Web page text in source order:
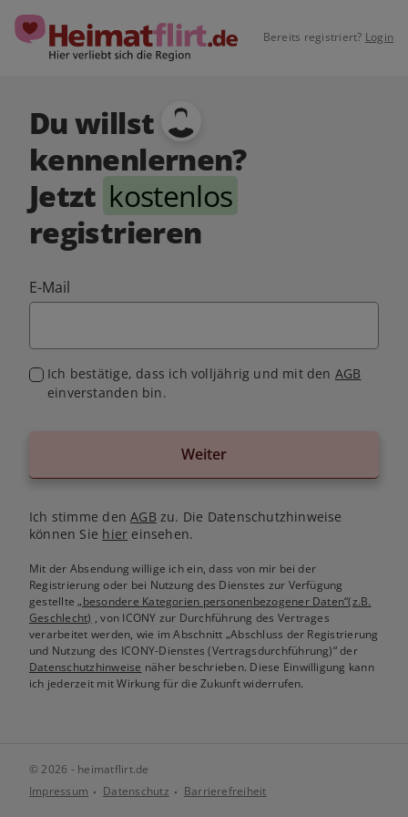
Bereits registriert? Login
Du willst
kennenlernen?
Jetzt kostenlos
registrieren
E-Mail
Ich bestätige, dass ich volljährig und mit den AGB
einverstanden bin.
Weiter
Ich stimme denAGB zu. Die Datenschutzhinweise
können Sie hier einsehen.
Mit der Absendung willige ich ein, dass von mir bei der
Registrierung oder bei Nutzung des Dienstes zur Verfügung
gestellte„besondere Kategorien personenbezogener Daten“(z.B.
Geschlecht) , von ICONY zur Durchführung des Vertrages
verarbeitet werden, wie im Abschnitt „Abschluss der Registrierung
und Nutzung des ICONY-Dienstes (Vertragsdurchführung)“ der
Datenschutzhinweise näher beschrieben. Diese Einwilligung kann
ich jederzeit mit Wirkung für die Zukunft widerrufen.
© 2026 - heimatflirt.de
Impressum
Datenschutz Barrierefreiheit